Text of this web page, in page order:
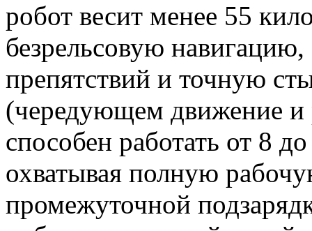
робот весит менее 55
безрельсовую
препятствий и точную
(чередующем движение
способен работать от 8
охватывая полную
промежуточной